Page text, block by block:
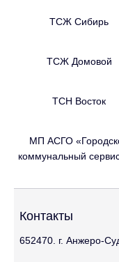
ТСЖ Сибирь
ТСЖ Домовой
ТСН Восток
МП АСГО
коммунальный
Контакты
652470. г. Анжеро-